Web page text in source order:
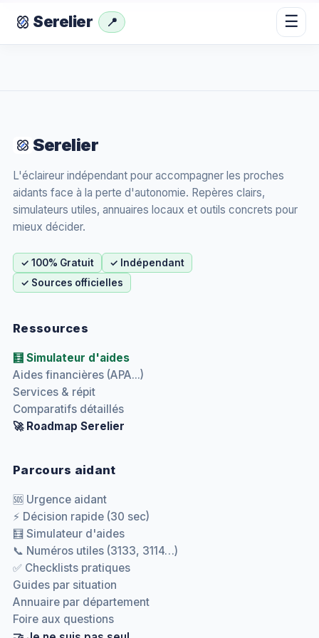
Serelier 📍 ☰
Serelier
L'éclaireur indépendant pour accompagner les proches
aidants face à la perte d'autonomie. Repères clairs,
simulateurs utiles, annuaires locaux et outils concrets pour
mieux décider.
✓ 100% Gratuit
✓ Indépendant
✓ Sources officielles
Ressources
🧮 Simulateur d'aides
Aides financières (APA...)
Services & répit
Comparatifs détaillés
🚀 Roadmap Serelier
Parcours aidant
🆘 Urgence aidant
⚡ Décision rapide (30 sec)
🧮 Simulateur d'aides
📞 Numéros utiles (3133, 3114…)
✅ Checklists pratiques
Guides par situation
Annuaire par département
Foire aux questions